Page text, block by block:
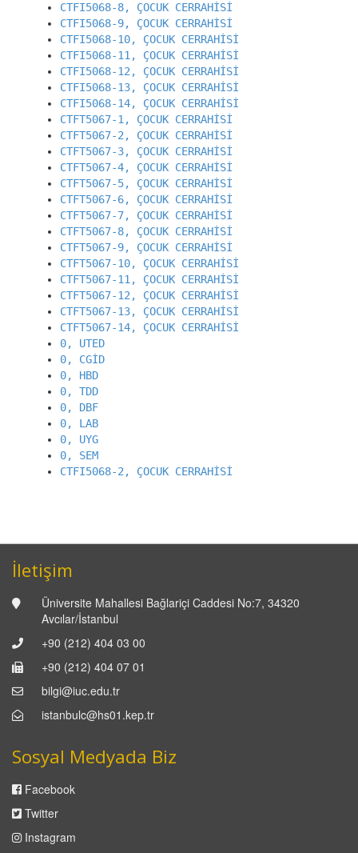
CTFI5068-8, ÇOCUK CERRAHİSİ
CTFI5068-9, ÇOCUK CERRAHİSİ
CTFI5068-10, ÇOCUK CERRAHİSİ
CTFI5068-11, ÇOCUK CERRAHİSİ
CTFI5068-12, ÇOCUK CERRAHİSİ
CTFI5068-13, ÇOCUK CERRAHİSİ
CTFI5068-14, ÇOCUK CERRAHİSİ
CTFT5067-1, ÇOCUK CERRAHİSİ
CTFT5067-2, ÇOCUK CERRAHİSİ
CTFT5067-3, ÇOCUK CERRAHİSİ
CTFT5067-4, ÇOCUK CERRAHİSİ
CTFT5067-5, ÇOCUK CERRAHİSİ
CTFT5067-6, ÇOCUK CERRAHİSİ
CTFT5067-7, ÇOCUK CERRAHİSİ
CTFT5067-8, ÇOCUK CERRAHİSİ
CTFT5067-9, ÇOCUK CERRAHİSİ
CTFT5067-10, ÇOCUK CERRAHİSİ
CTFT5067-11, ÇOCUK CERRAHİSİ
CTFT5067-12, ÇOCUK CERRAHİSİ
CTFT5067-13, ÇOCUK CERRAHİSİ
CTFT5067-14, ÇOCUK CERRAHİSİ
0, UTED
0, CGİD
0, HBD
0, TDD
0, DBF
0, LAB
0, UYG
0, SEM
CTFI5068-2, ÇOCUK CERRAHİSİ
İletişim
Üniversite Mahallesi Bağlariçi Caddesi No:7, 34320
Avcılar/İstanbul
+90 (212) 404 03 00
+90 (212) 404 07 01
bilgi@iuc.edu.tr
istanbulc@hs01.kep.tr
Sosyal Medyada Biz
Facebook
Twitter
Instagram